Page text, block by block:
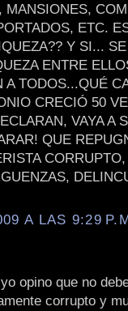
MANSIONES,
ETC.
Y SI...
ENTRE
A TODOS...QUÉ
CRECIÓ 50
VAYA A
QUE
A LAS 9:29
opino que no
corrupto y